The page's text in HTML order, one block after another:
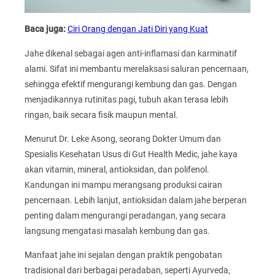
Baca juga:Ciri Orang dengan Jati Diri yang Kuat
Jahe dikenal sebagai agen anti-inflamasi dan karminatif
alami. Sifat ini membantu merelaksasi saluran pencernaan,
sehingga efektif mengurangi kembung dan gas. Dengan
menjadikannya rutinitas pagi, tubuh akan terasa lebih
ringan, baik secara fisik maupun mental.
Menurut Dr. Leke Asong, seorang Dokter Umum dan
Spesialis Kesehatan Usus di Gut Health Medic, jahe kaya
akan vitamin, mineral, antioksidan, dan polifenol.
Kandungan ini mampu merangsang produksi cairan
pencernaan. Lebih lanjut, antioksidan dalam jahe berperan
penting dalam mengurangi peradangan, yang secara
langsung mengatasi masalah kembung dan gas.
Manfaat jahe ini sejalan dengan praktik pengobatan
tradisional dari berbagai peradaban, seperti Ayurveda,